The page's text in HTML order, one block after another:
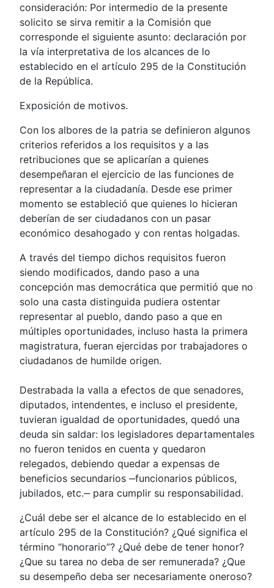
consideración: Por intermedio de la presente
solicito se sirva remitir a la Comisión que
corresponde el siguiente asunto: declaración por
la vía interpretativa de los alcances de lo
establecido en el artículo 295 de la Constitución
de la República.
Exposición de motivos.
Con los albores de la patria se definieron algunos
criterios referidos a los requisitos y a las
retribuciones que se aplicarían a quienes
desempeñaran el ejercicio de las funciones de
representar a la ciudadanía. Desde ese primer
momento se estableció que quienes lo hicieran
deberían de ser ciudadanos con un pasar
económico desahogado y con rentas holgadas.
A través del tiempo dichos requisitos fueron
siendo modificados, dando paso a una
concepción mas democrática que permitió que no
solo una casta distinguida pudiera ostentar
representar al pueblo, dando paso a que en
múltiples oportunidades, incluso hasta la primera
magistratura, fueran ejercidas por trabajadores o
ciudadanos de humilde origen.
Destrabada la valla a efectos de que senadores,
diputados, intendentes, e incluso el presidente,
tuvieran igualdad de oportunidades, quedó una
deuda sin saldar: los legisladores departamentales
no fueron tenidos en cuenta y quedaron
relegados, debiendo quedar a expensas de
beneficios secundarios ‒funcionarios públicos,
jubilados, etc.‒ para cumplir su responsabilidad.
¿Cuál debe ser el alcance de lo establecido en el
artículo 295 de la Constitución? ¿Qué significa el
término “honorario”? ¿Qué debe de tener honor?
¿Que su tarea no deba de ser remunerada? ¿Que
su desempeño deba ser necesariamente oneroso?